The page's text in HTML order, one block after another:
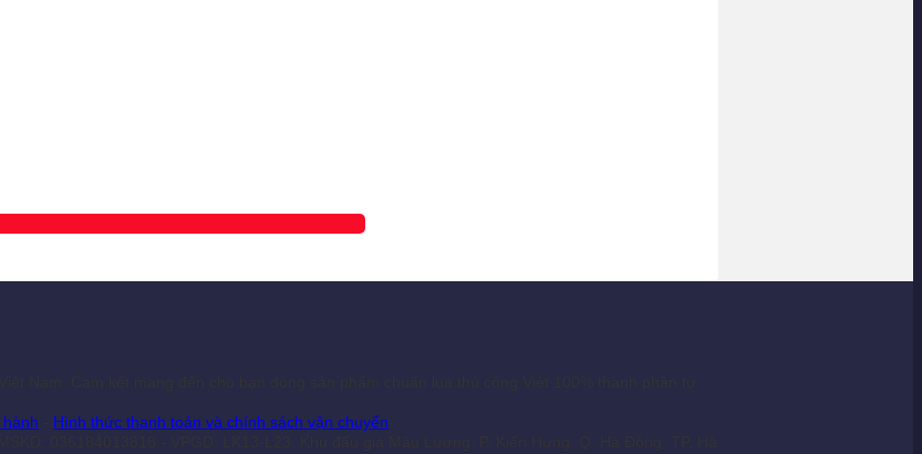
Hình thức thanh toán và chính sách vận chuyển